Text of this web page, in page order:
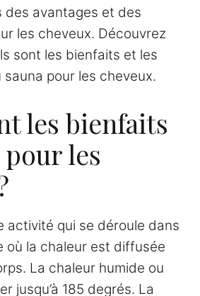
des avantages et des
les cheveux. Découvrez
sont les bienfaits et les
pour les cheveux.
les bienfaits
pour les
activité qui se déroule dans
où la chaleur est diffusée
La chaleur humide ou
jusqu’à 185 degrés. La